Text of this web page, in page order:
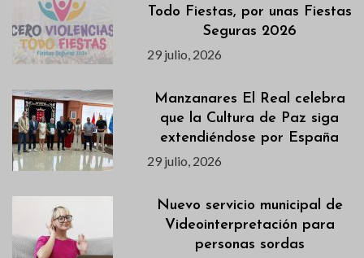
Todo Fiestas, por unas Fiestas
Seguras 2026
29 julio, 2026
Manzanares El Real celebra
que la Cultura de Paz siga
extendiéndose por España
29 julio, 2026
Nuevo servicio municipal de
Videointerpretación para
personas sordas